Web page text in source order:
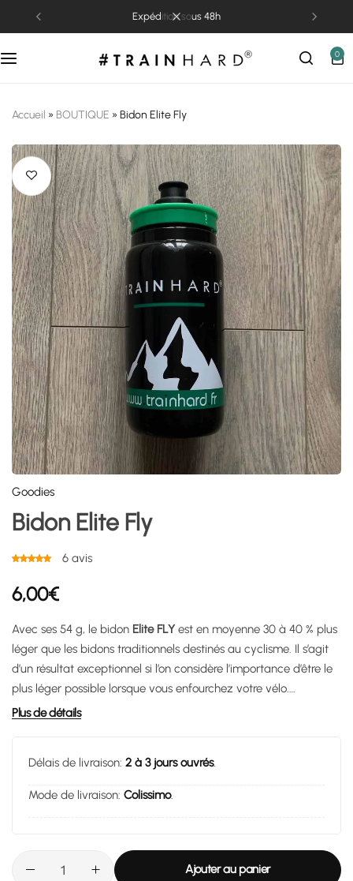
expédition sous 48h
0
Accueil » BOUTIQUE » Bidon Elite Fly
Goodies
Bidon Elite Fly
6 avis
6,00€
Avec ses 54 g, le bidon Elite FLY est en moyenne 30 à 40 % plus
léger que les bidons traditionnels destinés au cyclisme. Il s’agit
d’un résultat exceptionnel si l’on considère l’importance d’être le
plus léger possible lorsque vous enfourchez votre vélo.
Soupesez-le et vous verrez à quel point il est léger !
Plus de détails
Délais de livraison: 2 à 3 jours ouvrés.
Mode de livraison: Colissimo.
Ajouter au panier